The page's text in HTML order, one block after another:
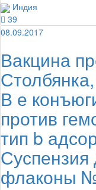
Индия
39
08.09.2017
Вакцина
В е
против
тип b
флаконы